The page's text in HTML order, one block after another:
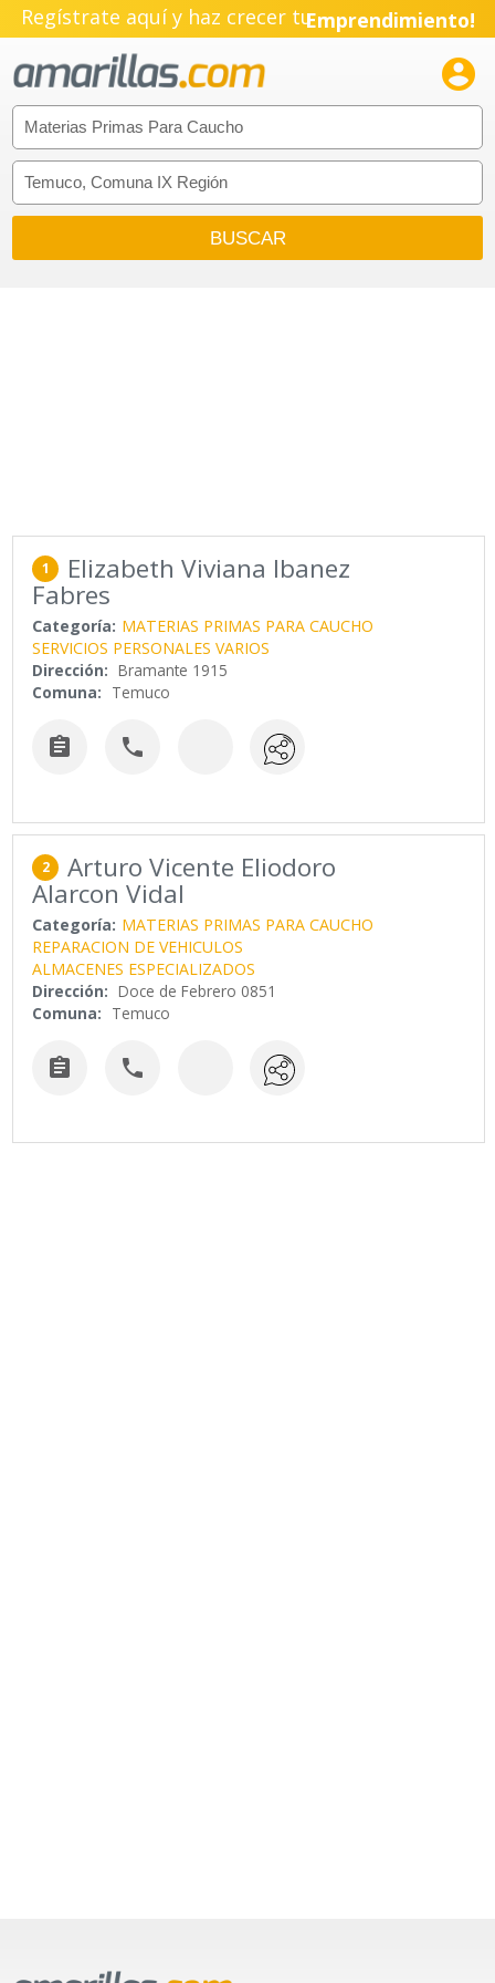
Regístrate aquí y haz crecer tuEmprendimiento!

1 Elizabeth Viviana Ibanez
Fabres
Categoría: MATERIAS PRIMAS PARA CAUCHO
SERVICIOS PERSONALES VARIOS
Dirección: Bramante 1915
Comuna: Temuco
 
2 Arturo Vicente Eliodoro
Alarcon Vidal
Categoría: MATERIAS PRIMAS PARA CAUCHO
REPARACION DE VEHICULOS
ALMACENES ESPECIALIZADOS
Dirección: Doce de Febrero 0851
Comuna: Temuco
 